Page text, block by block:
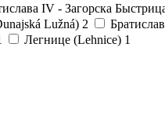
IV - Загорска
Lužná) 2
Легнице (Lehnice) 1